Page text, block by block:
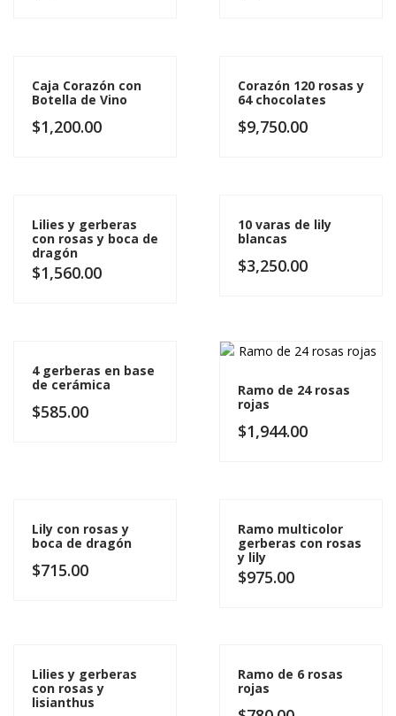
Caja Corazón con
Botella de Vino
$1,200.00
Corazón 120 rosas y
64 chocolates
$9,750.00
Lilies y gerberas
con rosas y boca de
dragón
$1,560.00
10 varas de lily
blancas
$3,250.00
4 gerberas en base
de cerámica
$585.00
Ramo de 24 rosas
rojas
$1,944.00
Lily con rosas y
boca de dragón
$715.00
Ramo multicolor
gerberas con rosas
y lily
$975.00
Lilies y gerberas
con rosas y
lisianthus
Ramo de 6 rosas
rojas